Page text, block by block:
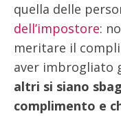
quella delle
dell’impostore:
meritare il
aver imbrogliato
altri si siano
complimento e